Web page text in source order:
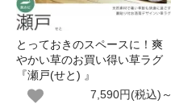
とっておきのスペースに！爽
やかい草のお買い得い草ラグ
『瀬戸(せと) 』
7,590円(税込)～